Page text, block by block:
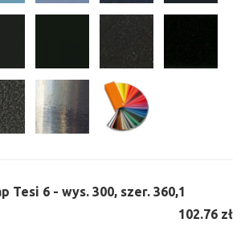
Tesi 6 - wys. 300, szer. 360,1
102.76 zł